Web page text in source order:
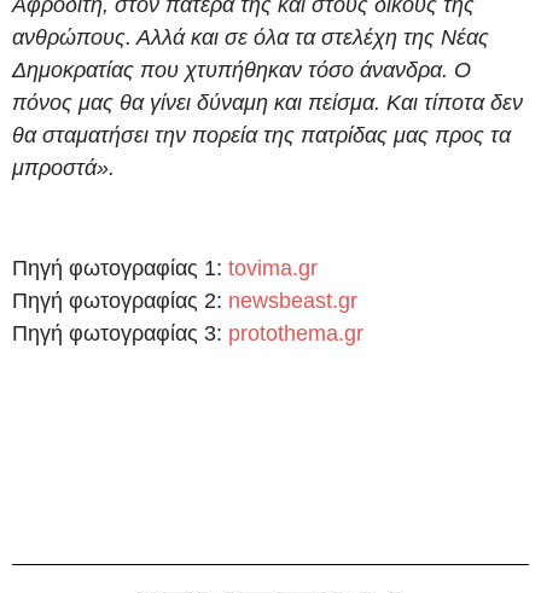
ανθρώπους. Αλλά και σε όλα τα στελέχη της Νέας
Δημοκρατίας που χτυπήθηκαν τόσο άνανδρα. Ο
πόνος μας θα γίνει δύναμη και πείσμα. Και τίποτα δεν
θα σταματήσει την πορεία της πατρίδας μας προς τα
μπροστά».
Πηγή φωτογραφίας 1: tovima.gr
Πηγή φωτογραφίας 2: newsbeast.gr
Πηγή φωτογραφίας 3: protothema.gr